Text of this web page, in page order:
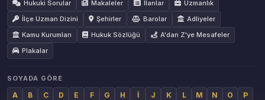
Hukuki Sorular
Makaleler İlanlar
Uzmanlık
İlçe Uzman Dizini
Şehirler Barolar
Adliyeler
Kamu Kurumları
Hukuk Sözlüğü
A'dan Z'ye Mesafeler
Plakalar
SOYADA GÖRE
A B C D E F G H İ J K L M N O
P